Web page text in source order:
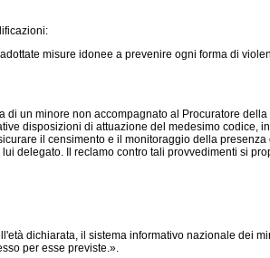
misure idonee a prevenire ogni forma di
un minore non accompagnato al Procuratore
disposizioni di attuazione del medesimo
il censimento e il monitoraggio della
delegato. Il reclamo contro tali provvedimenti si
dichiarata, il sistema informativo nazionale dei
per esse previste.».